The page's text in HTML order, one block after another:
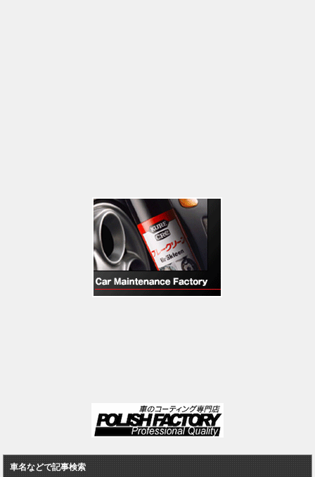
車名などで記事検索